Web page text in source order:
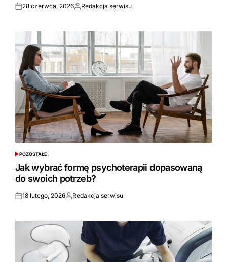
Opublikowane
28 czerwca, 2026Opublikowane
Redakcja serwisu
POSTED
IN
POZOSTAŁE
Jak wybrać formę psychoterapii dopasowaną
do swoich potrzeb?
Opublikowane
18 lutego, 2026Opublikowane
Redakcja serwisu